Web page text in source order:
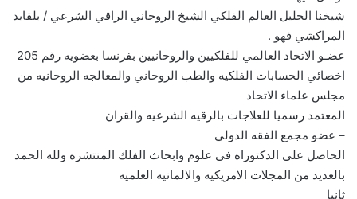
شيخنا الجليل العالم الفلكي الشيخ الروحاني الراقي الشرعي / بلقايد
المراكشي فهو .
عضـو الاتحاد العالمي للفلكيين والروحانيين بفرنسا بعضويه رقم 205
اخصائي الحسابات الفلكيه والطب الروحاني والمعالجه الروحانيه من
مجلس علماء الاتحاد
المعتمد رسميا للعلاجات بالرقيه الشرعيه والقران
– عضو مجمع الفقه الدولي
الحاصل على الدكتوراه فى علوم وابحاث الفلك المنتشره ولله الحمد
بالعديد من المجلات الامريكيه والالمانيه العلميه
ثانيا